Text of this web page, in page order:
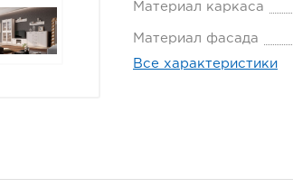
Материал каркаса
Материал фасада
Все характеристики